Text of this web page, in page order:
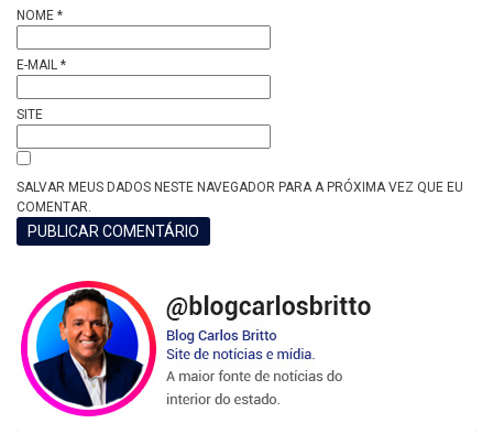
NOME *
E-MAIL *
SITE
SALVAR MEUS DADOS NESTE NAVEGADOR PARA A PRÓXIMA VEZ QUE EU
COMENTAR.